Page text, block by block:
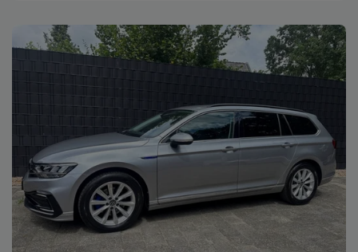
Bekijk deze auto